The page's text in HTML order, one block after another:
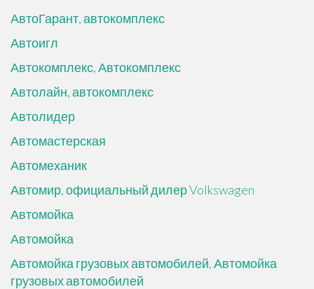
АвтоГарант, автокомплекс
Автоигл
Автокомплекс, Автокомплекс
Автолайн, автокомплекс
Автолидер
Автомастерская
Автомеханик
Автомир, официальный дилер Volkswagen
Автомойка
Автомойка
Автомойка грузовых автомобилей, Автомойка
грузовых автомобилей